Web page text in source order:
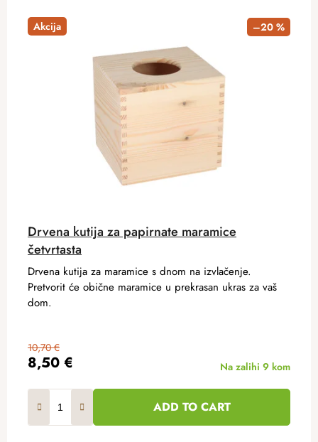
Akcija –20 %
Drvena kutija za papirnate maramice
četvrtasta
8,50 €
10,70 €
Na zalihi 9 kom
ADD TO CART
Drvena kutija za maramice s dnom na izvlačenje.
Pretvorit će obične maramice u prekrasan ukras za vaš
dom.